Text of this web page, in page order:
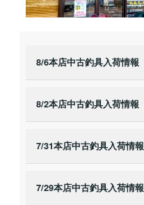
8/6本店中古釣具入荷情報
8/2本店中古釣具入荷情報
7/31本店中古釣具入荷情報
7/29本店中古釣具入荷情報